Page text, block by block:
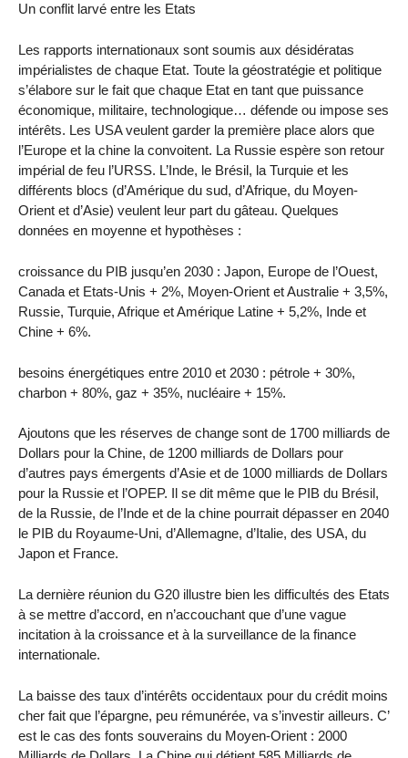
Un conflit larvé entre les Etats
Les rapports internationaux sont soumis aux désidératas
impérialistes de chaque Etat. Toute la géostratégie et politique
s’élabore sur le fait que chaque Etat en tant que puissance
économique, militaire, technologique… défende ou impose ses
intérêts. Les USA veulent garder la première place alors que
l’Europe et la chine la convoitent. La Russie espère son retour
impérial de feu l’URSS. L’Inde, le Brésil, la Turquie et les
différents blocs (d’Amérique du sud, d’Afrique, du Moyen-
Orient et d’Asie) veulent leur part du gâteau. Quelques
données en moyenne et hypothèses :
croissance du PIB jusqu’en 2030 : Japon, Europe de l’Ouest,
Canada et Etats-Unis + 2%, Moyen-Orient et Australie + 3,5%,
Russie, Turquie, Afrique et Amérique Latine + 5,2%, Inde et
Chine + 6%.
besoins énergétiques entre 2010 et 2030 : pétrole + 30%,
charbon + 80%, gaz + 35%, nucléaire + 15%.
Ajoutons que les réserves de change sont de 1700 milliards de
Dollars pour la Chine, de 1200 milliards de Dollars pour
d’autres pays émergents d’Asie et de 1000 milliards de Dollars
pour la Russie et l’OPEP. Il se dit même que le PIB du Brésil,
de la Russie, de l’Inde et de la chine pourrait dépasser en 2040
le PIB du Royaume-Uni, d’Allemagne, d’Italie, des USA, du
Japon et France.
La dernière réunion du G20 illustre bien les difficultés des Etats
à se mettre d’accord, en n’accouchant que d’une vague
incitation à la croissance et à la surveillance de la finance
internationale.
La baisse des taux d’intérêts occidentaux pour du crédit moins
cher fait que l’épargne, peu rémunérée, va s’investir ailleurs. C’
est le cas des fonts souverains du Moyen-Orient : 2000